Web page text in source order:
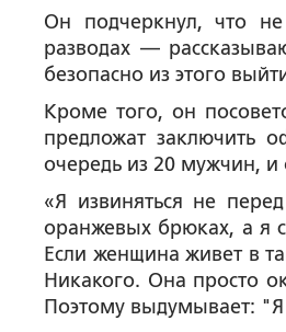
Он подчеркнул, что
разводах —
безопасно из этого
Кроме того, он
предложат заключить
очередь из 20 мужчин,
«Я извиняться не
оранжевых брюках, а я
Если женщина живет в
Никакого. Она просто
Поэтому выдумывает: